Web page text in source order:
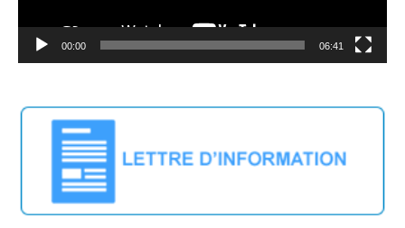
00:00 06:41